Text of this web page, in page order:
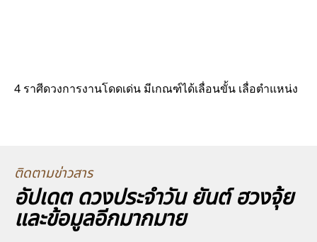
4 ราศีดวงการงานโดดเด่น มีเกณฑ์ได้เลื่อนขั้น เลื่อตำแหน่ง
ติดตามข่าวสาร
อัปเดต ดวงประจำวัน ยันต์ ฮวงจุ้ย
และข้อมูลอีกมากมาย